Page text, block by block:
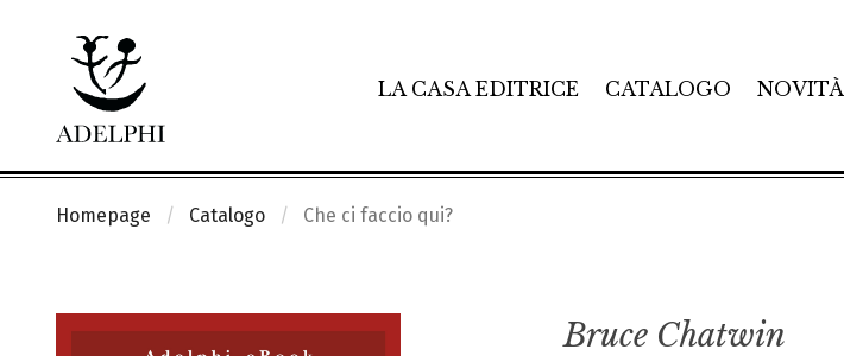
LA CASA EDITRICE CATALOGO NOVITÀ
Homepage Catalogo Che ci faccio qui?
Bruce Chatwin